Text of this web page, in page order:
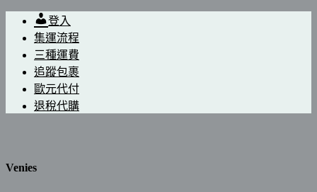
登入
集運流程
三種運費
追蹤包裹
歐元代付
退稅代購
Venies